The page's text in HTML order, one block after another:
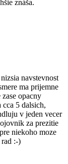
znáša.
navstevnost
ma prijemne
opacny
5 dalsich,
v jeden vecer
za prezitie
niekoho moze
:-)